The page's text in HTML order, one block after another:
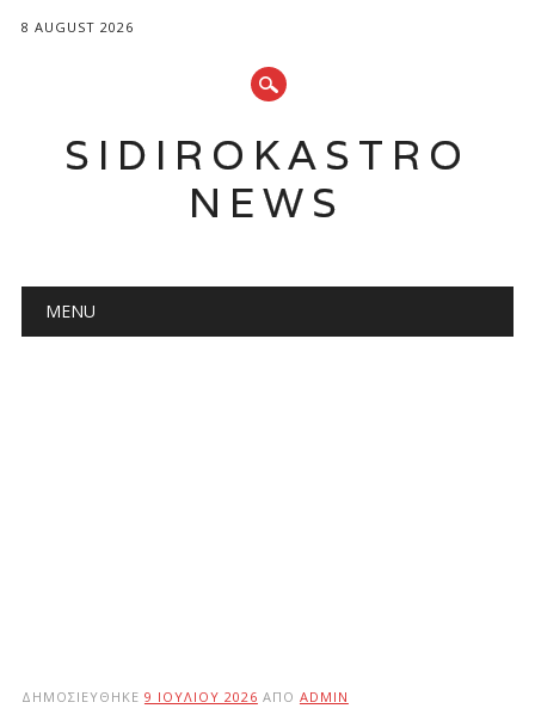
8 AUGUST 2026
SIDIROKASTRO
NEWS
Main menu
MENU
ΔΗΜΟΣΙΕΎΘΗΚΕ 9 ΙΟΥΛΊΟΥ 2026 ΑΠΌ ADMIN